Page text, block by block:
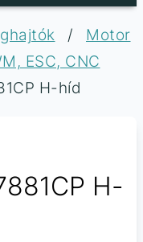
/
Motor
ESC, CNC
H-híd
H-